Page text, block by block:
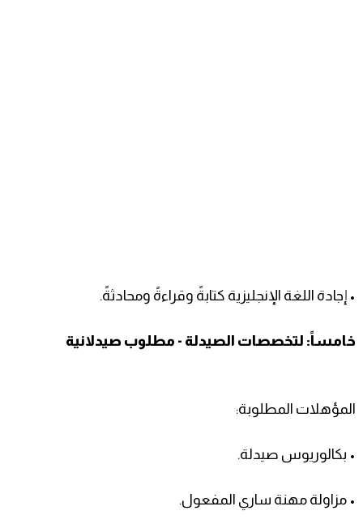
• إجادة اللغة الإنجليزية كتابةً وقراءةً ومحادثةً.
خامساً: لتخصصات الصيدلة - مطلوب صيدلانية
المؤهلات المطلوبة:
• بكالوريوس صيدلة.
• مزاولة مهنة ساري المفعول.